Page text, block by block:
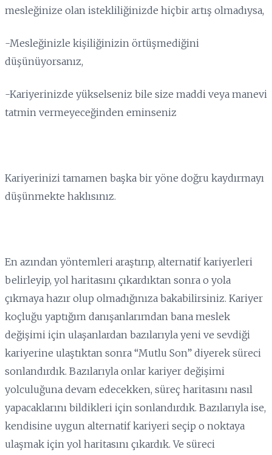
mesleğinize olan istekliliğinizde hiçbir artış olmadıysa,
-Mesleğinizle kişiliğinizin örtüşmediğini
düşünüyorsanız,
-Kariyerinizde yükselseniz bile size maddi veya manevi
tatmin vermeyeceğinden eminseniz
Kariyerinizi tamamen başka bir yöne doğru kaydırmayı
düşünmekte haklısınız.
En azından yöntemleri araştırıp, alternatif kariyerleri
belirleyip, yol haritasını çıkardıktan sonra o yola
çıkmaya hazır olup olmadığınıza bakabilirsiniz. Kariyer
koçluğu yaptığım danışanlarımdan bana meslek
değişimi için ulaşanlardan bazılarıyla yeni ve sevdiği
kariyerine ulaştıktan sonra “Mutlu Son” diyerek süreci
sonlandırdık. Bazılarıyla onlar kariyer değişimi
yolculuğuna devam edecekken, süreç haritasını nasıl
yapacaklarını bildikleri için sonlandırdık. Bazılarıyla ise,
kendisine uygun alternatif kariyeri seçip o noktaya
ulaşmak için yol haritasını çıkardık. Ve süreci